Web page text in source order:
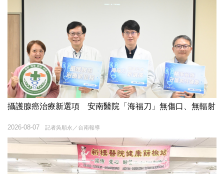
攝護腺癌治療新選項 安南醫院「海福刀」無傷口、無輻射
記者吳順永／台南報導
2026-08-07